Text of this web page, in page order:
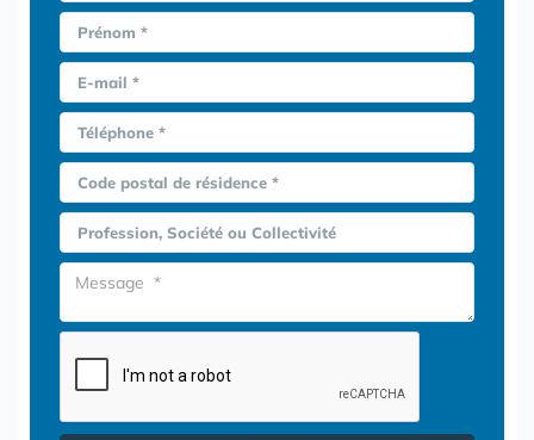
Prénom *
E-mail *
Téléphone *
Code postal de résidence *
Profession, Société ou Collectivité